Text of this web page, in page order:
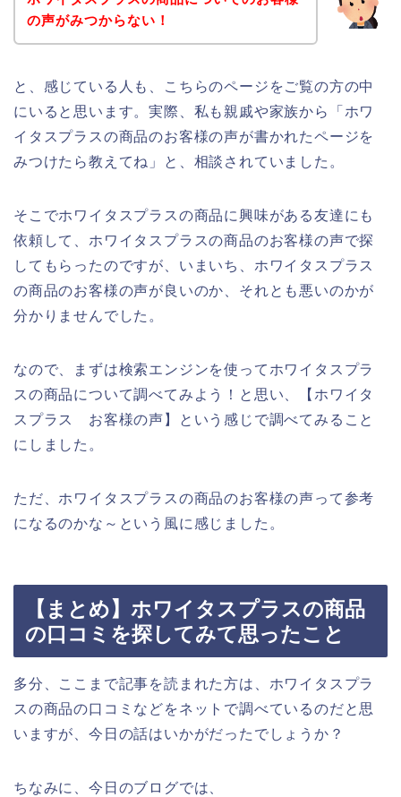
の声がみつからない！
と、感じている人も、こちらのページをご覧の方の中
にいると思います。実際、私も親戚や家族から「ホワ
イタスプラスの商品のお客様の声が書かれたページを
みつけたら教えてね」と、相談されていました。
そこでホワイタスプラスの商品に興味がある友達にも
依頼して、ホワイタスプラスの商品のお客様の声で探
してもらったのですが、いまいち、ホワイタスプラス
の商品のお客様の声が良いのか、それとも悪いのかが
分かりませんでした。
なので、まずは検索エンジンを使ってホワイタスプラ
スの商品について調べてみよう！と思い、【ホワイタ
スプラス お客様の声】という感じで調べてみること
にしました。
ただ、ホワイタスプラスの商品のお客様の声って参考
になるのかな～という風に感じました。
【まとめ】ホワイタスプラスの商品
の口コミを探してみて思ったこと
多分、ここまで記事を読まれた方は、ホワイタスプラ
スの商品の口コミなどをネットで調べているのだと思
いますが、今日の話はいかがだったでしょうか？
ちなみに、今日のブログでは、